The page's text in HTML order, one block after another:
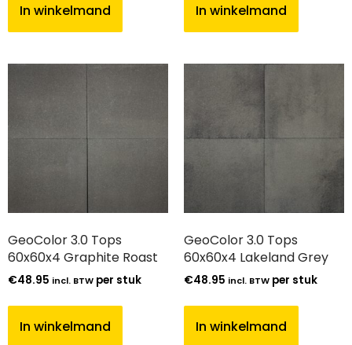
In winkelmand In winkelmand
GeoColor 3.0 Tops
60x60x4 Graphite Roast
€48.95 incl. BTW per stuk
In winkelmand
GeoColor 3.0 Tops
60x60x4 Lakeland Grey
€48.95 incl. BTW per stuk
In winkelmand